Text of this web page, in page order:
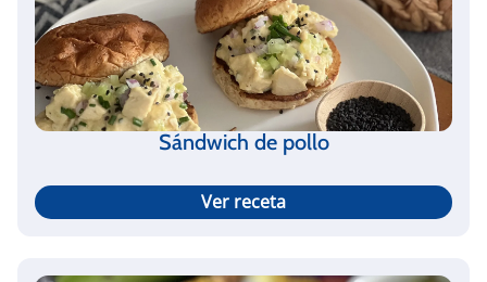
Sándwich de pollo
Ver receta